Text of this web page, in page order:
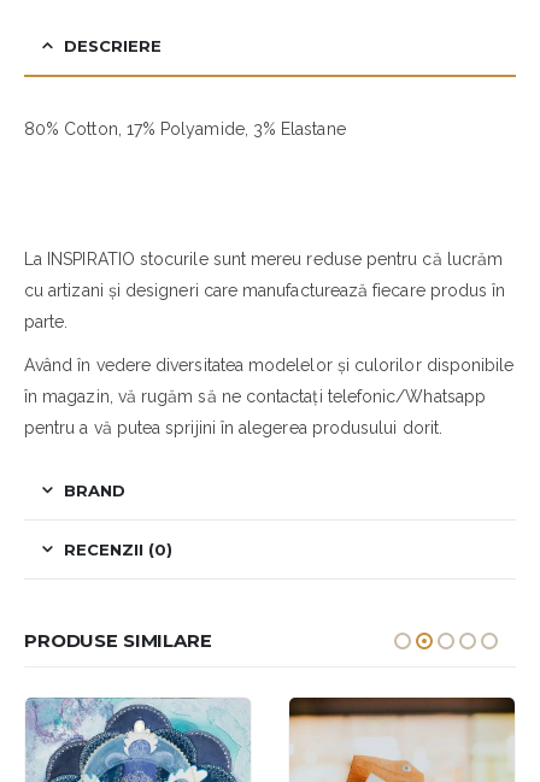
DESCRIERE
80% Cotton, 17% Polyamide, 3% Elastane
La INSPIRATIO stocurile sunt mereu reduse pentru că lucrăm
cu artizani și designeri care manufacturează fiecare produs în
parte.
Având în vedere diversitatea modelelor și culorilor disponibile
în magazin, vă rugăm să ne contactați telefonic/Whatsapp
pentru a vă putea sprijini în alegerea produsului dorit.
BRAND
RECENZII (0)
PRODUSE SIMILARE